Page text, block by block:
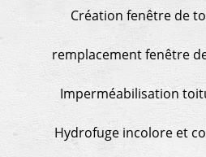
Création fenêtre de
remplacement fenêtre
Imperméabilisation
Hydrofuge incolore et